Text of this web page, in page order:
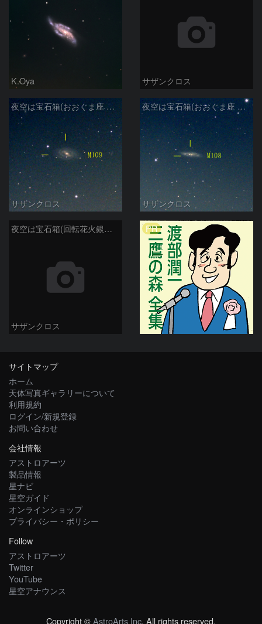
K.Oya サザンクロス
夜空は宝石箱(おおぐま座 M109) Seestar50
サザンクロス
夜空は宝石箱(おおぐま座 M108) Seestar50
サザンクロス
夜空は宝石箱(回転花火銀河 M101) Seestar50
サザンクロス
PR
サイトマップ
ホーム
天体写真ギャラリーについて
利用規約
ログイン/新規登録
お問い合わせ
会社情報
アストロアーツ
製品情報
星ナビ
星空ガイド
オンラインショップ
プライバシー・ポリシー
Follow
アストロアーツ
Twitter
YouTube
星空アナウンス
Copyright ©AstroArts Inc. All rights reserved.